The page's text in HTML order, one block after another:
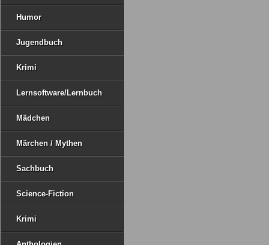
Humor
Jugendbuch
Krimi
Lernsoftware/Lernbuch
Mädchen
Märchen / Mythen
Sachbuch
Science-Fiction
Krimi